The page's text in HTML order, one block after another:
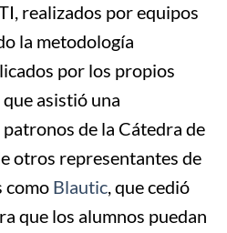
realizados por equipos
la metodología
por los propios
asistió una
de la Cátedra de
otros representantes de
como Blautic, que cedió
que los alumnos puedan